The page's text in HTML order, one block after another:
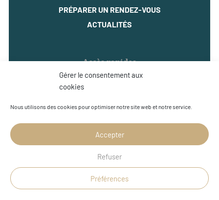
Gérer le consentement aux
cookies
Nous utilisons des cookies pour optimiser notre site web et notre service.
Accepter
Refuser
Préférences
PRÉPARER UN RENDEZ-VOUS
ACTUALITÉS
Accès rapides
MENTIONS LÉGALES
POLITIQUE DE COOKIES
© 2026 DEMONT Avocat - Site réalisé parStartup